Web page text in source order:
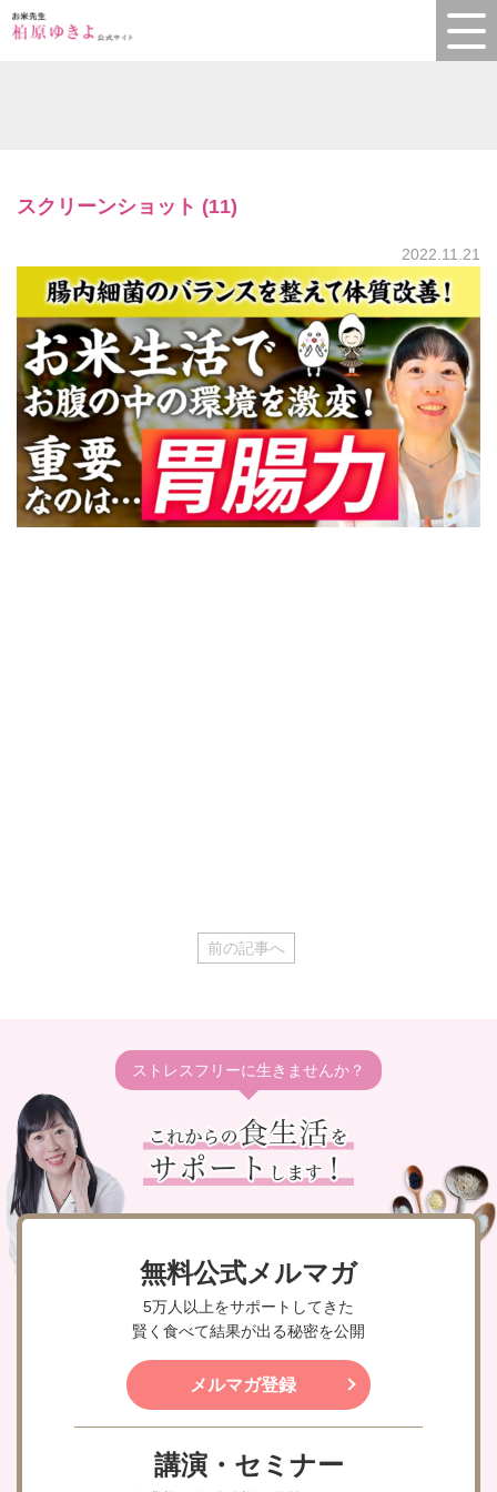
スクリーンショット (11)
2022.11.21
前の記事へ
ストレスフリーに生きませんか？
無料公式メルマガ
5万人以上をサポートしてきた
賢く食べて結果が出る秘密を公開
メルマガ登録
講演・セミナー